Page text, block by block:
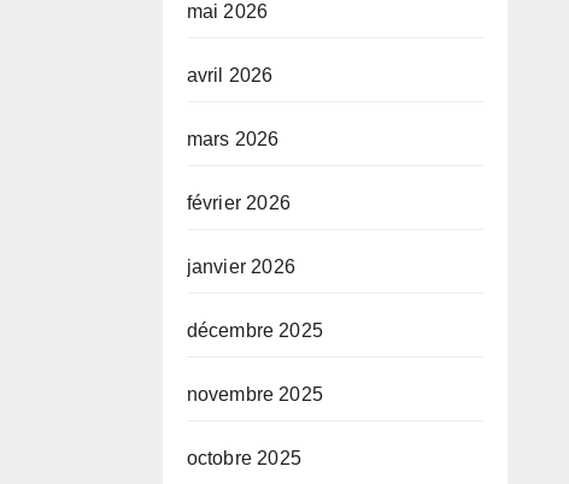
mai 2026
avril 2026
mars 2026
février 2026
janvier 2026
décembre 2025
novembre 2025
octobre 2025